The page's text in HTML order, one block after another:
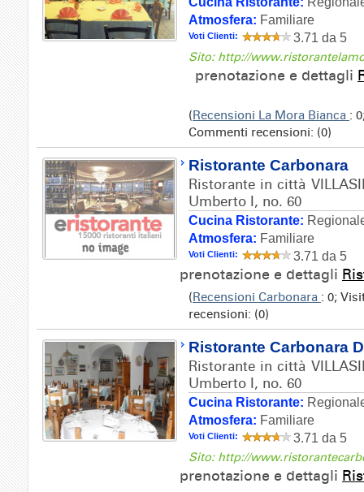
Atmosfera: Familiare
Voti Clienti: 3.71 da 5
Sito: http://
prenotazione e dettagli
(Recensioni La Mora Bianca :
Commenti recensioni: (0)
Ristorante Carbonara
Ristorante in città
Umberto I, no. 60
Cucina Ristorante:
Atmosfera: Familiare
Voti Clienti: 3.71 da 5
prenotazione e dettagli
(Recensioni Carbonara : 0;
recensioni: (0)
Ristorante Carbonara
Ristorante in città
Umberto I, no. 60
Cucina Ristorante:
Atmosfera: Familiare
Voti Clienti: 3.71 da 5
Sito: http://
prenotazione e dettagli